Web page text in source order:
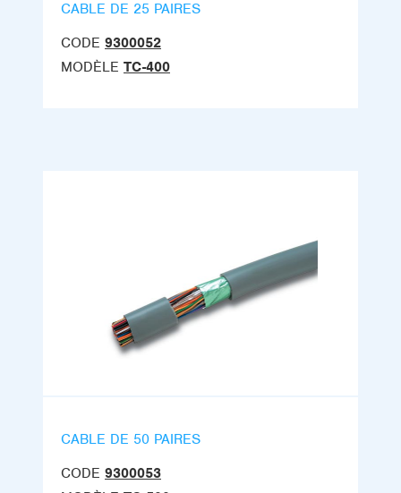
CABLE DE 25 PAIRES
CODE 9300052
MODÈLE TC-400
CABLE DE 50 PAIRES
CODE 9300053